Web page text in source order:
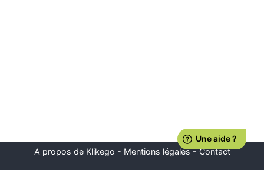
A propos de Klikego - Mentions légales-Contact